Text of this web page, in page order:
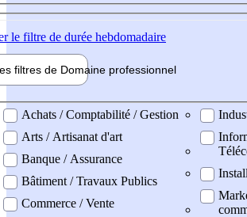
le filtre de durée hebdomadaire
filtres de Domaine professionnel
professionel
Achats / Comptabilité / Gestion
Arts / Artisanat d'art
Banque / Assurance
Bâtiment / Travaux Publics
Commerce / Vente